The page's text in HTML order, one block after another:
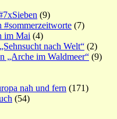
(9)
#sommerzeitworte (7)
im Mai (4)
nach Welt“ (2)
„Arche im Waldmeer“ (9)
nah und fern (171)
(54)